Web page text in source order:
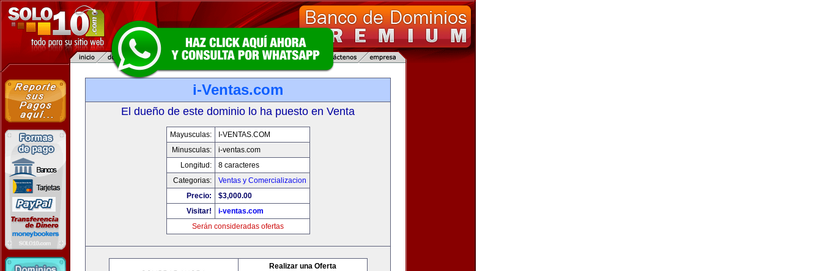
i-Ventas.com
El dueño de este dominio lo ha puesto en Venta
Mayusculas:
I-VENTAS.COM
Minusculas:
i-ventas.com
Longitud:
8 caracteres
Categorias:
Ventas y Comercializacion
Precio:
$3,000.00
Visitar!
i-ventas.com
Serán consideradas ofertas
Realizar una Oferta